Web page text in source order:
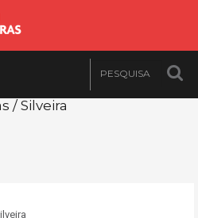
/ Silveira